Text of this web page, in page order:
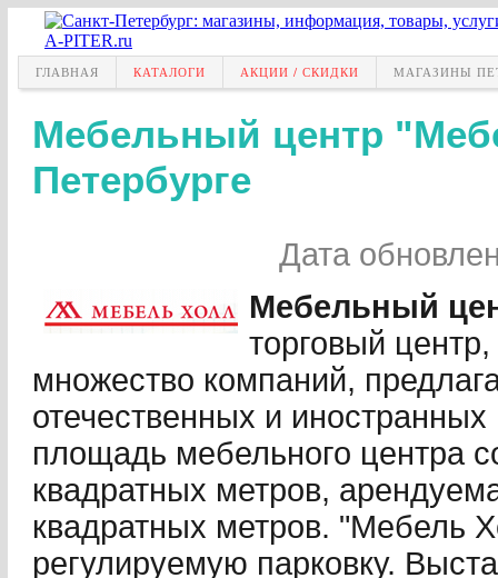
ГЛАВНАЯ КАТАЛОГИ АКЦИИ / СКИДКИ МАГАЗИНЫ
Мебельный центр
Петербурге
Дата
Мебельный
торговый
множество компаний,
отечественных и
площадь мебельного центра
квадратных метров,
квадратных метров. "Мебель
регулируемую парковку.